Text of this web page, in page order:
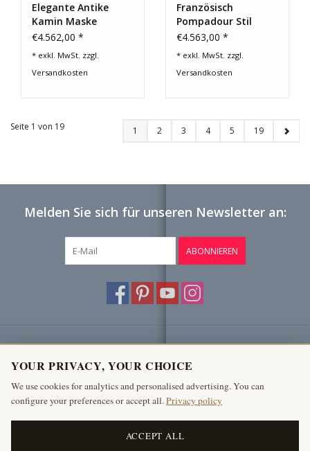
Elegante Antike
Kamin Maske
€4.562,00 *
* exkl. MwSt. zzgl.
Versandkosten
Französisch
Pompadour Stil
€4.563,00 *
* exkl. MwSt. zzgl.
Versandkosten
Seite 1 von 19 1 2 3 4 5 19
Melden Sie sich für unseren Newsletter an:
ABONNIEREN
Produkte
Mein Konto
The Antique Fireplace Bank
YOUR PRIVACY, YOUR CHOICE
We use cookies for analytics and personalised advertising. You can
configure your preferences or accept all.Privacy policy
ACCEPT ALL